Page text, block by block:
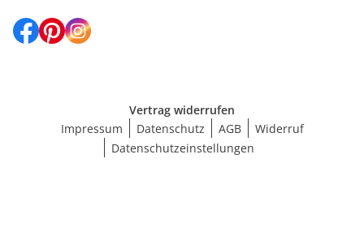
Vertrag widerrufen
Impressum
Datenschutz AGB
Widerruf
Datenschutzeinstellungen